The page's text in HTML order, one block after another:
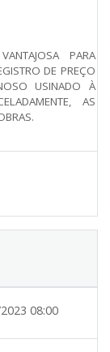
PARA
DE PREÇO
USINADO À
AS
08:00